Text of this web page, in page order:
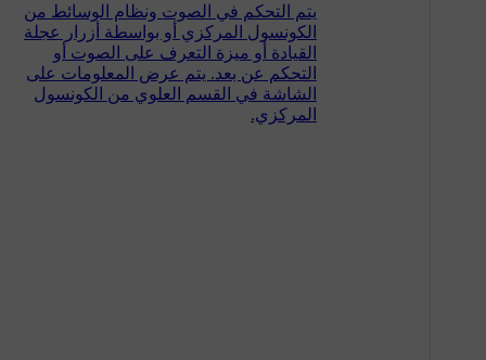
يتم التحكم في الصوت ونظام الوسائط من
الكونسول المركزي أو بواسطة أزرار عجلة
القيادة أو ميزة التعرف على الصوت أو
التحكم عن بعد. يتم عرض المعلومات على
الشاشة في القسم العلوي من الكونسول
المركزي.